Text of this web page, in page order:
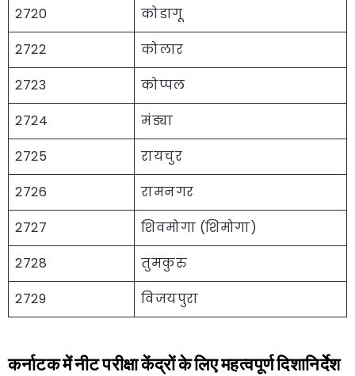
2720
कोडागू
2722
कोलार
2723
कोप्पल
2724
मंड्या
2725
रायचुर
2726
रामनगर
2727
शिवमोगा (शिमोगा)
2728
तुमकुरु
2729
विजयपुरा
कर्नाटक में नीट परीक्षा केंद्रों के लिए महत्वपूर्ण दिशानिर्देश